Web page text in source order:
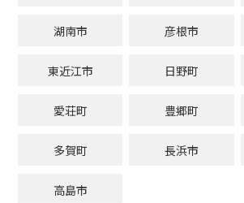
湖南市 彦根市
東近江市 日野町
愛荘町 豊郷町
多賀町 長浜市
高島市